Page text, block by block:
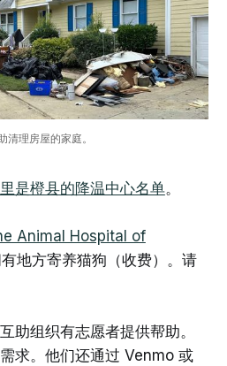
清理房屋的家庭。
是橙县的降温中心名单。
Animal Hospital of
地方寄养猫狗（收费）。请
助组织有志愿者提供帮助。
求。他们还通过 Venmo 或